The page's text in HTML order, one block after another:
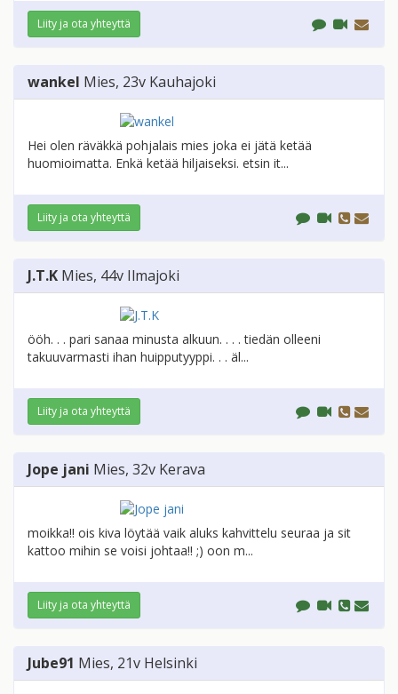
Liity ja ota yhteyttä
wankel Mies, 23v Kauhajoki
Hei olen räväkkä pohjalais mies joka ei jätä ketää
huomioimatta. Enkä ketää hiljaiseksi. etsin it...
Liity ja ota yhteyttä
J.T.K Mies, 44v Ilmajoki
ööh. . . pari sanaa minusta alkuun. . . . tiedän olleeni
takuuvarmasti ihan huipputyyppi. . . äl...
Liity ja ota yhteyttä
Jope jani Mies, 32v Kerava
moikka!! ois kiva löytää vaik aluks kahvittelu seuraa ja sit
kattoo mihin se voisi johtaa!! ;) oon m...
Liity ja ota yhteyttä
Jube91 Mies, 21v Helsinki